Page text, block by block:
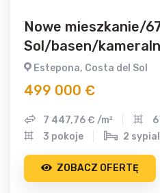
Nowe mieszkanie/
Sol/basen/
Estepona, Costa del Sol
499 000 €
7 447,76 € /m²
3 pokoje
2
ZOBACZ OFERTĘ